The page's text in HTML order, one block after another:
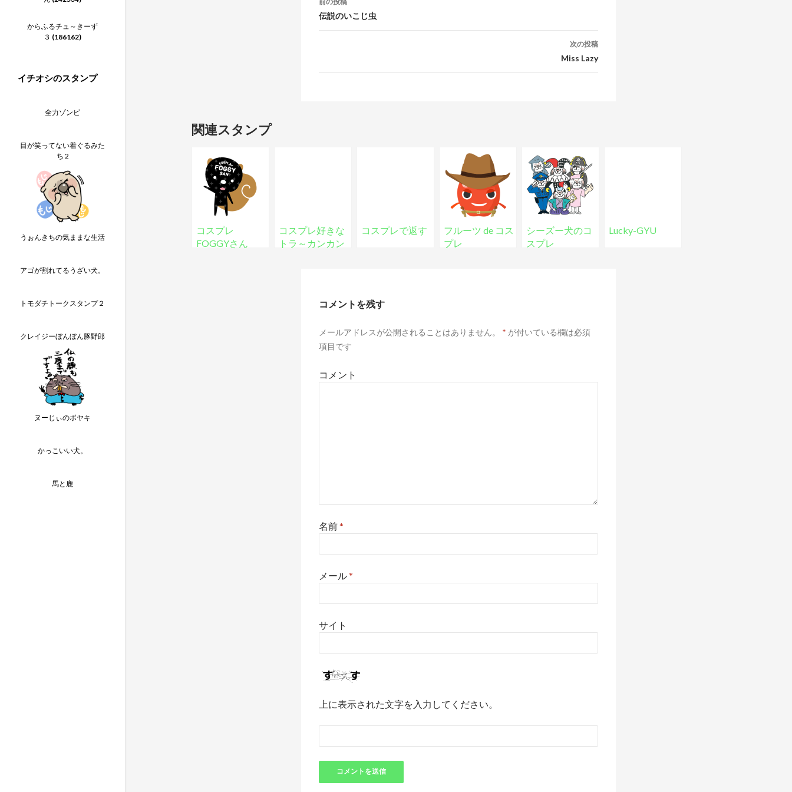
伝説のいこじ虫
次の投稿
Miss Lazy
関連スタンプ
コスプレ
FOGGYさん
コスプレ好きな
トラ～カンカン
コスプレで返す
フルーツ de コス
プレ
シーズー犬のコ
スプレ
Lucky-GYU
コメントを残す
メールアドレスが公開されることはありません。 * が付いている欄は必須
項目です
コメント
名前*
メール*
サイト
上に表示された文字を入力してください。
からふるチュ～きーず
３ (186162)
イチオシのスタンプ
全力ゾンビ
目が笑ってない着ぐるみた
ち 2
うぉんきちの気ままな生活
アゴが割れてるうざい犬。
トモダチトークスタンプ２
クレイジーぼんぼん豚野郎
ヌーじぃのボヤキ
かっこいい犬。
馬と鹿